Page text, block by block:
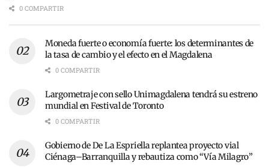
0 COMPARTIR
Moneda fuerte o economía fuerte: los determinantes de
la tasa de cambio y el efecto en el Magdalena
0 COMPARTIR
Largometraje con sello Unimagdalena tendrá su estreno
mundial en Festival de Toronto
0 COMPARTIR
Gobierno de De La Espriella replantea proyecto vial
Ciénaga–Barranquilla y rebautiza como “Vía Milagro”